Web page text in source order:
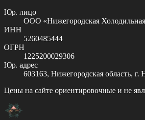
Юр. лицо
ООО «Нижегородская
ИНН
5260485444
ОГРН
1225200029306
Юр. адрес
603163, Нижегородская область,
Цены на сайте ориентировочные и не